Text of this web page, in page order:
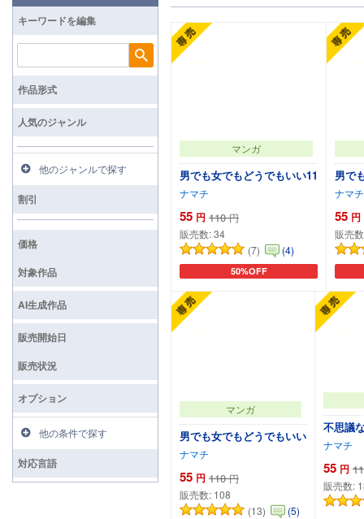
マンガ
男でも女でもどうでもいい11
ナマチ
55 円 110 円
販売数:34
(7)
(4)
50%OFF
カートに追加
男で
ナマチ
55 円
販売
マンガ
男でも女でもどうでもいい
ナマチ
55 円 110 円
販売数: 108
(13)
(5)
不思議
ナマチ
55 円
販売数:
キーワードを編集
検索
作品形式
人気のジャンル
他のジャンルで探す
割引
価格
対象作品
AI生成作品
販売開始日
販売状況
オプション
他の条件で探す
対応言語